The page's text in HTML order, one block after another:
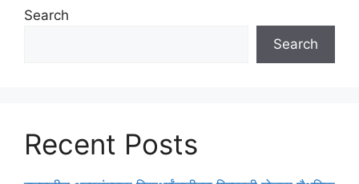
Search
Search
Recent Posts